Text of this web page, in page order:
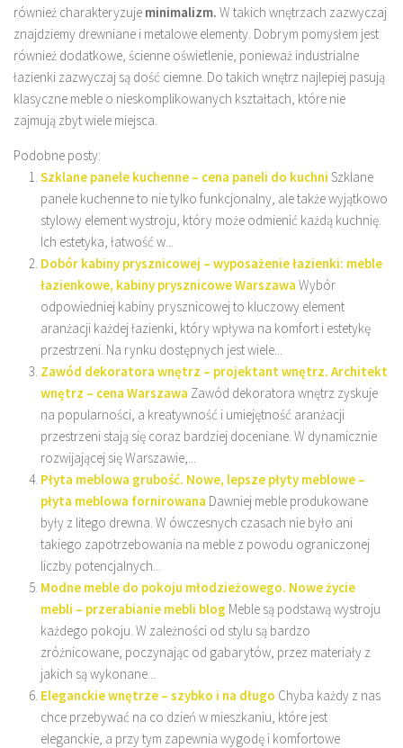
również charakteryzuje minimalizm. W takich wnętrzach zazwyczaj
znajdziemy drewniane i metalowe elementy. Dobrym pomysłem jest
również dodatkowe, ścienne oświetlenie, ponieważ industrialne
łazienki zazwyczaj są dość ciemne. Do takich wnętrz najlepiej pasują
klasyczne meble o nieskomplikowanych kształtach, które nie
zajmują zbyt wiele miejsca.
Podobne posty:
Szklane panele kuchenne – cena paneli do kuchni Szklane
panele kuchenne to nie tylko funkcjonalny, ale także wyjątkowo
stylowy element wystroju, który może odmienić każdą kuchnię.
Ich estetyka, łatwość w...
Dobór kabiny prysznicowej – wyposażenie łazienki: meble
łazienkowe, kabiny prysznicowe Warszawa Wybór
odpowiedniej kabiny prysznicowej to kluczowy element
aranżacji każdej łazienki, który wpływa na komfort i estetykę
przestrzeni. Na rynku dostępnych jest wiele...
Zawód dekoratora wnętrz – projektant wnętrz. Architekt
wnętrz – cena Warszawa Zawód dekoratora wnętrz zyskuje
na popularności, a kreatywność i umiejętność aranżacji
przestrzeni stają się coraz bardziej doceniane. W dynamicznie
rozwijającej się Warszawie,...
Płyta meblowa grubość. Nowe, lepsze płyty meblowe –
płyta meblowa fornirowana Dawniej meble produkowane
były z litego drewna. W ówczesnych czasach nie było ani
takiego zapotrzebowania na meble z powodu ograniczonej
liczby potencjalnych...
Modne meble do pokoju młodzieżowego. Nowe życie
mebli – przerabianie mebli blog Meble są podstawą wystroju
każdego pokoju. W zależności od stylu są bardzo
zróżnicowane, poczynając od gabarytów, przez materiały z
jakich są wykonane...
Eleganckie wnętrze – szybko i na długo Chyba każdy z nas
chce przebywać na co dzień w mieszkaniu, które jest
eleganckie, a przy tym zapewnia wygodę i komfortowe